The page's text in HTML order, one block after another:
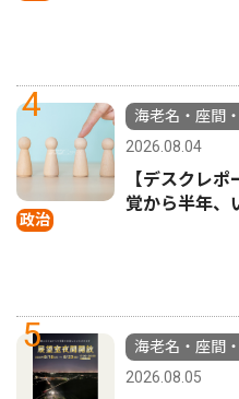
4
政治
海老名・座間
2026.08.04
【デスクレ
覚から半年、
5
海老名・座間
2026.08.05